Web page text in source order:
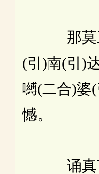
那莫三(
(引)南(引)
嚩(二合)婆
憾。
诵真言